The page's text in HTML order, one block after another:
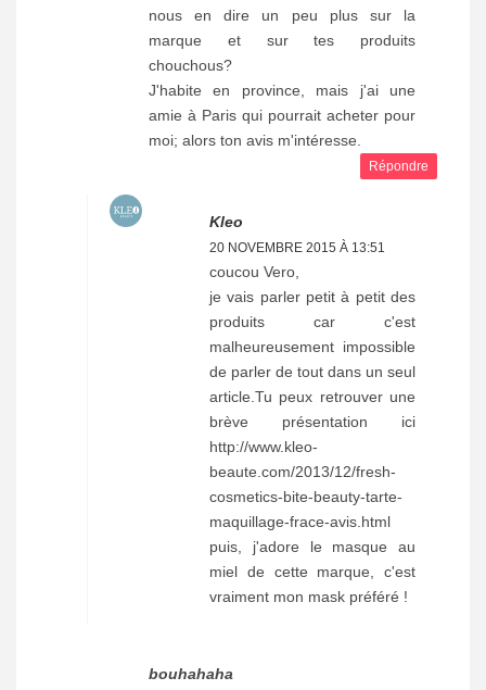
nous en dire un peu plus sur la
marque et sur tes produits
chouchous?
J'habite en province, mais j'ai une
amie à Paris qui pourrait acheter pour
moi; alors ton avis m'intéresse.
Répondre
Kleo
20 NOVEMBRE 2015 À 13:51
coucou Vero,
je vais parler petit à petit des
produits car c'est
malheureusement impossible
de parler de tout dans un seul
article.Tu peux retrouver une
brève présentation ici
http://www.kleo-
beaute.com/2013/12/fresh-
cosmetics-bite-beauty-tarte-
maquillage-frace-avis.html
puis, j'adore le masque au
miel de cette marque, c'est
vraiment mon mask préféré !
bouhahaha